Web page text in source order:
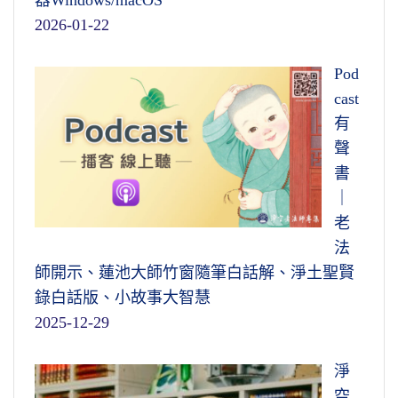
2026-01-22
Pod
cast
有
聲
書
老
法
師開示、蓮池大師竹窗隨筆白話解、淨土聖賢
錄白話版、小故事大智慧
2025-12-29
淨